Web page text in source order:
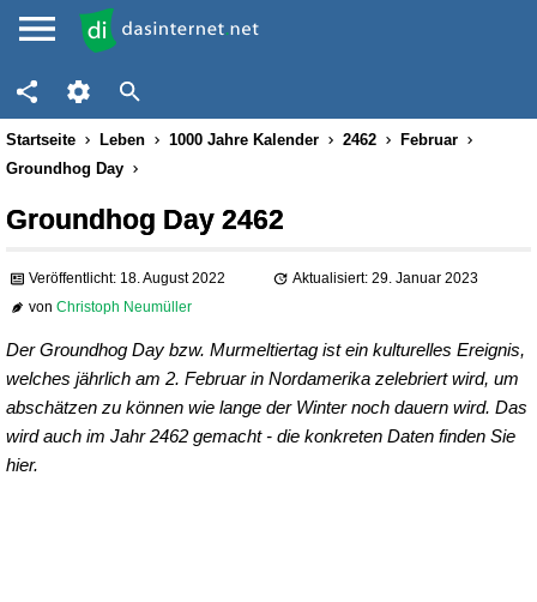
Startseite Leben 1000 Jahre Kalender 2462
Februar
Groundhog Day
Groundhog Day 2462
Veröffentlicht: 18. August 2022
Aktualisiert: 29. Januar 2023
vonChristoph Neumüller
Der Groundhog Day bzw. Murmeltiertag ist ein kulturelles Ereignis,
welches jährlich am 2. Februar in Nordamerika zelebriert wird, um
abschätzen zu können wie lange der Winter noch dauern wird. Das
wird auch im Jahr 2462 gemacht - die konkreten Daten finden Sie
hier.